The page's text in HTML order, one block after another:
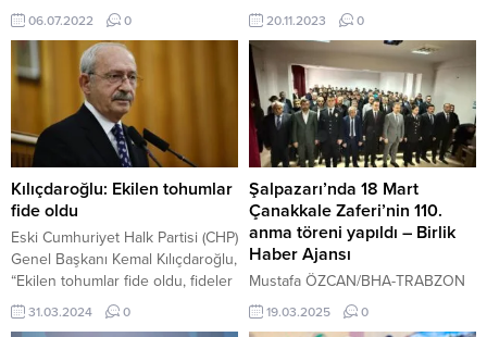
kavşakta incelemede bulunan
Türkiye Büyük Millet Meclisi
(TBMM) Milli Savunma Komisyonu
Başkanı ve Adalet Kalkınma Partisi
(AK PARTİ) Adıyaman Milletvekili
Ahmet Aydın müteahhit firmadan
bilgiler aldı. Adıyaman Eğitim ve
Araştırma Hastanesi kavşağına
yapılacak olan batı çıktı faaliyetleri
hakkında Türkiye Büyük Millet
Meclisi (TBMM) Milli...
06.07.2022 0
Aile ve Sosyal Hizmetler
Bakanlığı, medyada yer alan
“Süleymancıların yurdundaki
istismarı 5 erkek çocuğu anlattı,
istismarcı eğitmen serbest
bırakıldı!” haberleri ile ilgili şunları
söyledi: “Bazı basın yayın
organlarında yer alan
“Süleymancıların yurdundaki
istismarı 5 erkek çocuğu anlattı,
istismarcı eğitmen serbest
bırakıldı!” şeklindeki haberlere...
20.11.2023 0
Kılıçdaroğlu: Ekilen tohumlar
fide oldu
Eski Cumhuriyet Halk Partisi (CHP)
Genel Başkanı Kemal Kılıçdaroğlu,
“Ekilen tohumlar fide oldu, fideler
çınar olacak” dedi. 31 Mart 2024,
21:53 yayınlandı Kılıçdaroğlu:
31.03.2024 0
Şalpazarı’nda 18 Mart
Çanakkale Zaferi’nin 110.
anma töreni yapıldı – Birlik
Haber Ajansı
Mustafa ÖZCAN/BHA-TRABZON
Yurdumuz genelinde olduğu gibi
Trabzon Şalpazarı İlçemizde de 18
19.03.2025 0